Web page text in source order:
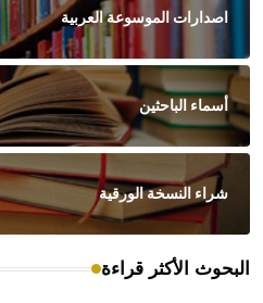
اصدارات الموسوعة العربية
أسماء الباحثين
شراء النسخة الورقية
البحوث الأكثر قراءة